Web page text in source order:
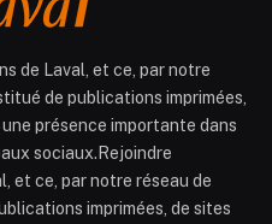
de Laval, et ce, par notre
de publications imprimées,
présence importante dans
sociaux.Rejoindre
et ce, par notre réseau de
imprimées, de sites